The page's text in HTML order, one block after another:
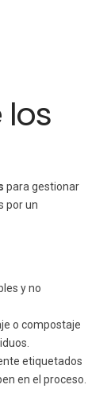
para gestionar
por un
y no
o compostaje
etiquetados
en el proceso.